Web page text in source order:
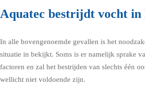
Aquatec bestrijdt vocht in
In alle bovengenoemde gevallen is het
situatie in bekijkt. Soms is er namelijk sprake
factoren en zal het bestrijden van slechts één
wellicht niet voldoende zijn.